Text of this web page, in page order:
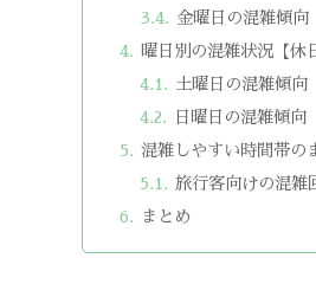
金曜日の混雑傾向
曜日別の混雑状況【休
土曜日の混雑傾向
日曜日の混雑傾向
混雑しやすい時間帯の
旅行客向けの混雑
まとめ